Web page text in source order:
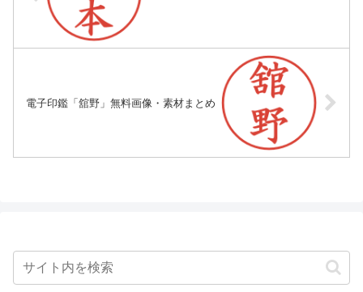
電子印鑑「舘野」無料画像・素材まとめ